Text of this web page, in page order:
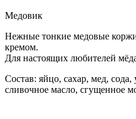
Медовик
Нежные тонкие медовые
кремом.
Для настоящих любителей
Состав: яйцо, сахар, мед,
сливочное масло, сгущенное